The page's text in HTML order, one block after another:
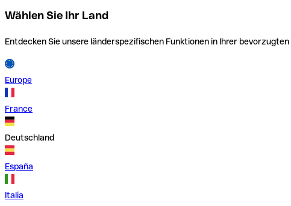
Wählen Sie Ihr Land
Entdecken Sie unsere länderspezifischen Funktionen in Ihrer
Europe
France
Deutschland
España
Italia